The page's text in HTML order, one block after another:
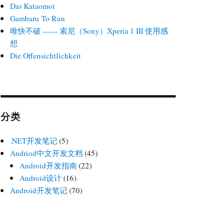
Das Kataomoi
Gambaru To Run
唯快不破 —— 索尼（Sony）Xperia 1 III 使用感
想
Die Offensichtlichkeit
分类
.NET开发笔记(5)
Andriod中文开发文档 (45)
Android开发指南(22)
Android设计(16)
Android开发笔记(70)